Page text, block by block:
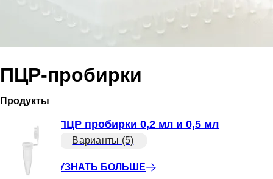
ПЦР-пробирки
Продукты
ПЦР пробирки 0,2 мл и 0,5 мл
Варианты (5)
УЗНАТЬ БОЛЬШЕ